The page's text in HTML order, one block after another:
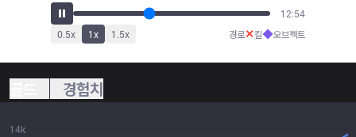
14:12
0.5x 1x 1.5x 경로✕킬◆오브젝트
경험치
14k